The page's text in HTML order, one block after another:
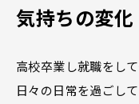
気持ちの変化
高校卒業し就職をし
日々の日常を過ごし